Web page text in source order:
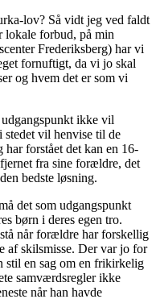
lov? Så vidt jeg ved faldt
lokale forbud, på min
Frederiksberg) har vi
fornuftigt, da vi jo skal
og hvem det er som vi
ikke vil
stedet vil henvise til de
forstået det kan en 16-
fra sine forældre, det
bedste løsning.
det som udgangspunkt
børn i deres egen tro.
når forældre har forskellig
af skilsmisse. Der var jo for
stil en sag om en frikirkelig
samværdsregler ikke
når han havde